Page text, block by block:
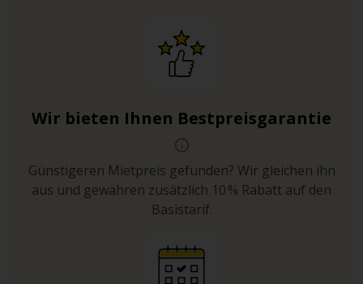
Wir bieten Ihnen Bestpreisgarantie
Günstigeren Mietpreis gefunden? Wir gleichen ihn
aus und gewähren zusätzlich 10 % Rabatt auf den
Basistarif.